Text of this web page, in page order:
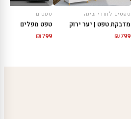
טפטים לחדרי שינה
מדבקת טפט | יער ירוק
₪799
טפטים
טפט מפלים
₪799